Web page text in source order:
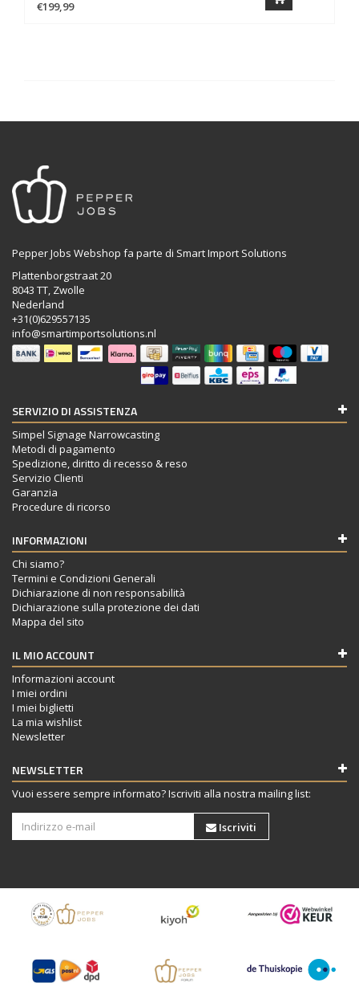
€199,99
Pepper Jobs Webshop fa parte di Smart Import Solutions
Plattenborgstraat 20
8043 TT, Zwolle
Nederland
+31(0)629557135
info@smartimportsolutions.nl
SERVIZIO DI ASSISTENZA
Simpel Signage Narrowcasting
Metodi di pagamento
Spedizione, diritto di recesso & reso
Servizio Clienti
Garanzia
Procedure di ricorso
INFORMAZIONI
Chi siamo?
Termini e Condizioni Generali
Dichiarazione di non responsabilità
Dichiarazione sulla protezione dei dati
Mappa del sito
IL MIO ACCOUNT
Informazioni account
I miei ordini
I miei biglietti
La mia wishlist
Newsletter
NEWSLETTER
Vuoi essere sempre informato? Iscriviti alla nostra mailing list:
Iscriviti